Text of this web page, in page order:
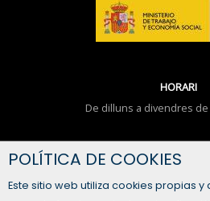
HORARI
De dilluns a divendres de
TENS ALGUN
FORMULARI DE CONTACTE
POLÍTICA DE COOKIES
Este sitio web utiliza cookies propias